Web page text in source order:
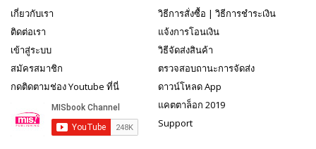
เกี่ยวกับเรา
ติดต่อเรา
เข้าสู่ระบบ
สมัครสมาชิก
กดติดตามช่อง Youtube ที่นี่
วิธีการสั่งซื้อ | วิธีการชำระเงิน
แจ้งการโอนเงิน
วิธีจัดส่งสินค้า
ตรวจสอบถานะการจัดส่ง
ดาวน์โหลด App
แคตตาล็อก 2019
Support